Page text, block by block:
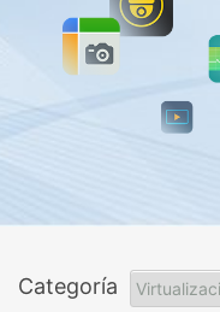
Categoría